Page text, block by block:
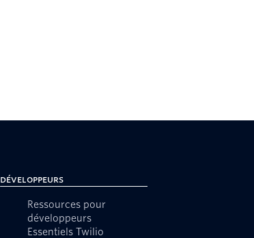
Développeurs
Ressources pour
développeurs
Essentiels Twilio